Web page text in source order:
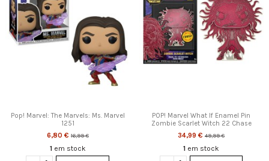
Pop! Marvel: The Marvels: Ms. Marvel
1251
6,80 €16,99 €
1 em stock
POP! Marvel What If Enamel Pin
Zombie Scarlet Witch 22 Chase
34,99 €49,99 €
1 em stock